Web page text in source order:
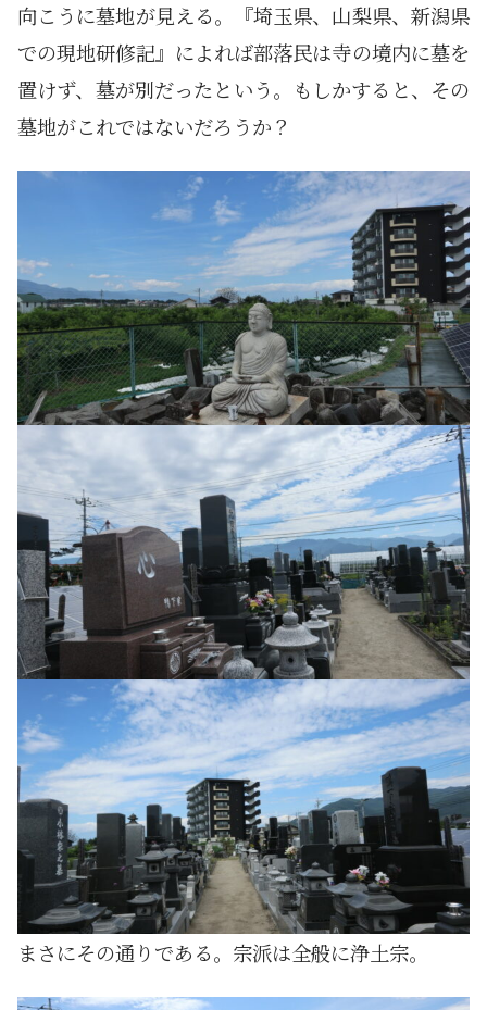
向こうに墓地が見える。『埼玉県、山梨県、新潟県
での現地研修記』によれば部落民は寺の境内に墓を
置けず、墓が別だったという。もしかすると、その
墓地がこれではないだろうか？
まさにその通りである。宗派は全般に浄土宗。